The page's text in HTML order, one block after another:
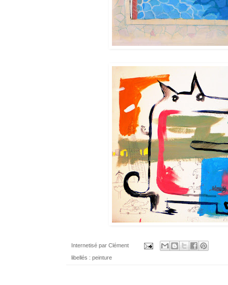
Internetisé par Clément
libellés : peinture